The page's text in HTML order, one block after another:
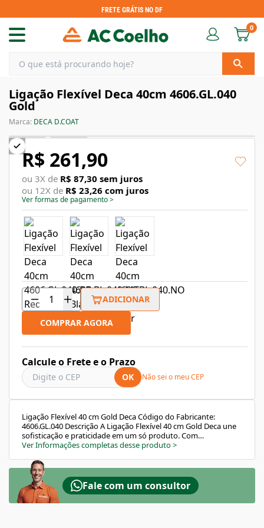
FRETE GRÁTIS NO DF
0
Ligação Flexível Deca 40cm 4606.GL.040
Gold
Marca: DECA D.COAT
R$ 261,90
ou 3X de R$ 87,30 sem juros
ou 12X de R$ 23,26 com juros
Ver formas de pagamento>
ADICIONAR
COMPRAR AGORA
Calcule o Frete e o Prazo
OK Não sei o meu CEP
Ligação Flexível 40 cm Gold Deca Código do Fabricante:
4606.GL.040 Descrição A Ligação Flexível 40 cm Gold Deca une
sofisticação e praticidade em um só produto. Com
acabamento na elegante cor Gold, traz um toque de luxo e
qualidade que só a Deca oferece. Ideal para instalações
hidráulicas em banheiros, o flexível proporciona segurança,
durabilidade e design moderno para o seu espaço.
Características e Benefícios Alta resistência à corrosão e
riscos. Proteção contra raios UV, mantendo a cor e o brilho
Ver Informações completas desse produto>
Fale com um consultor